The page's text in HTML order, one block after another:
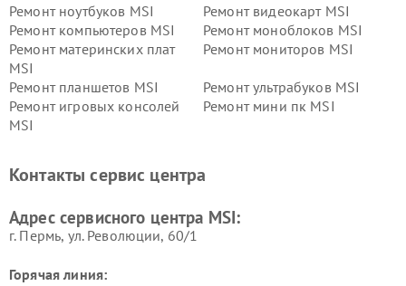
Ремонт ноутбуков MSI
Ремонт видеокарт MSI
Ремонт компьютеров MSI
Ремонт моноблоков MSI
Ремонт материнских плат
MSI
Ремонт мониторов MSI
Ремонт планшетов MSI
Ремонт ультрабуков MSI
Ремонт игровых консолей
MSI
Ремонт мини пк MSI
Контакты сервис центра
Адрес сервисного центра MSI:
г. Пермь, ул. ​Революции, 60/1
Горячая линия: